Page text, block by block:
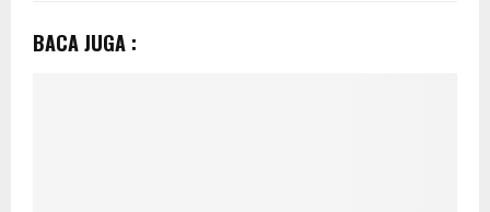
BACA JUGA :